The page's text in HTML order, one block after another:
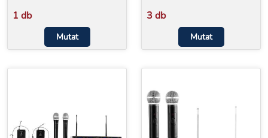
1 db
Mutat
3 db
Mutat